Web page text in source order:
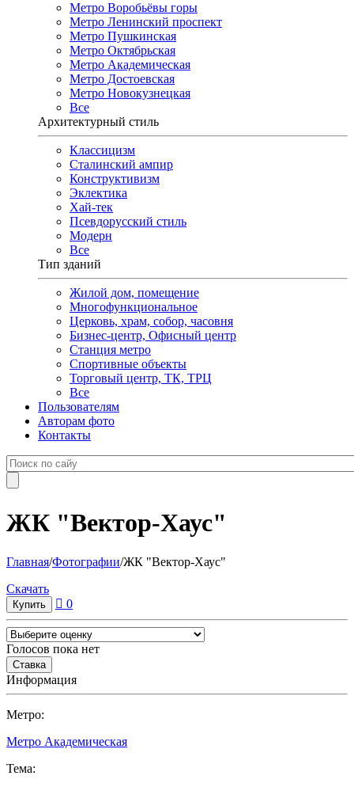
Метро Воробьёвы горы
Метро Ленинский проспект
Метро Пушкинская
Метро Октябрьская
Метро Академическая
Метро Достоевская
Метро Новокузнецкая
Все
Архитектурный стиль
Классицизм
Сталинский ампир
Конструктивизм
Эклектика
Хай-тек
Псевдорусский стиль
Модерн
Все
Тип зданий
Жилой дом, помещение
Многофункциональное
Церковь, храм, собор, часовня
Бизнес-центр, Офисный центр
Станция метро
Спортивные объекты
Торговый центр, ТК, ТРЦ
Все
Пользователям
Авторам фото
Контакты
ЖК "Вектор-Хаус"
Главная/Фотографии/ЖК "Вектор-Хаус"
Cкачать
0
Голосов пока нет
Информация
Метро:
Метро Академическая
Тема: